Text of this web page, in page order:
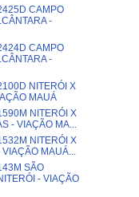
CAMPO
-
CAMPO
-
NITERÓI X
MAUÁ
NITERÓI X
- VIAÇÃO MA...
NITERÓI X
MAUÁ...
SÃO
- VIAÇÃO